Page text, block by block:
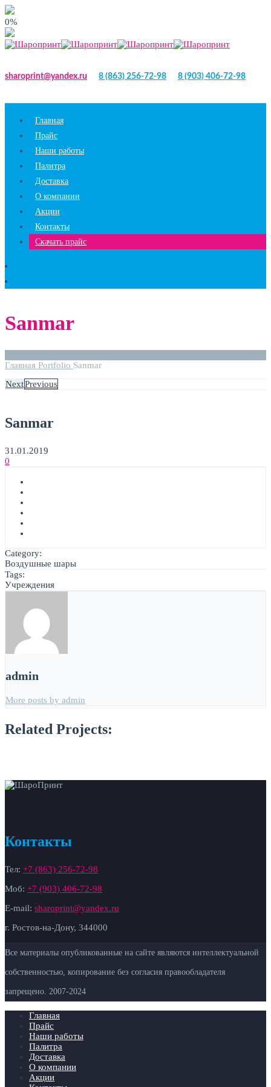
0%
sharoprint@yandex.ru 8 (863) 256-72-98 8 (903) 406-72-98
Главная
Прайс
Наши работы
Палитра
Доставка
О компании
Акции
Контакты
Скачать прайс
Sanmar
Главная Portfolio Sanmar
NextPrevious
Sanmar
31.01.2019
0
Category:
Воздушные шары
Tags:
Учреждения
admin
More posts by admin
Related Projects:
Контакты
Тел: +7 (863) 256-72-98
Моб: +7 (903) 406-72-98
E-mail: sharoprint@yandex.ru
г. Ростов-на-Дону, 344000
Все материалы опубликованные на сайте являются интеллектуальной
собственностью, копирование без согласия правообладателя
запрещено. 2007-2024
Главная
Прайс
Наши работы
Палитра
Доставка
О компании
Акции